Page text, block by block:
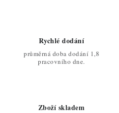
Rychlé dodání
průměrná doba dodání 1,8
pracovního dne.
Zboží skladem